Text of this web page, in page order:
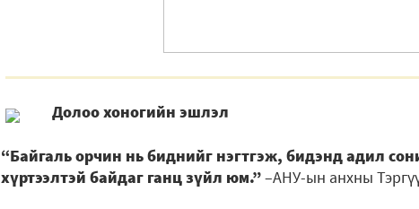
Долоо хоногийн эшлэл
“Байгаль орчин нь биднийг нэгтгэж, бидэнд адил
хүртээлтэй байдаг ганц зүйл юм.”–АНУ-ын анхны